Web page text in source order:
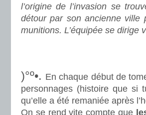
l’origine de l’invasion se
détour par son ancienne ville
munitions. L’équipée se dirige
)°º•. En chaque début de
personnages (histoire que si
qu’elle a été remaniée après
On se rend vite compte que